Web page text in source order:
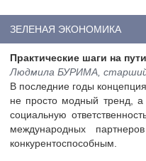
ЗЕЛЕНАЯ ЭКОНОМИКА
Практические шаги на
Людмила БУРИМА, старший
В последние годы
не просто модный тренд, а
социальную
международных
конкурентоспособным.